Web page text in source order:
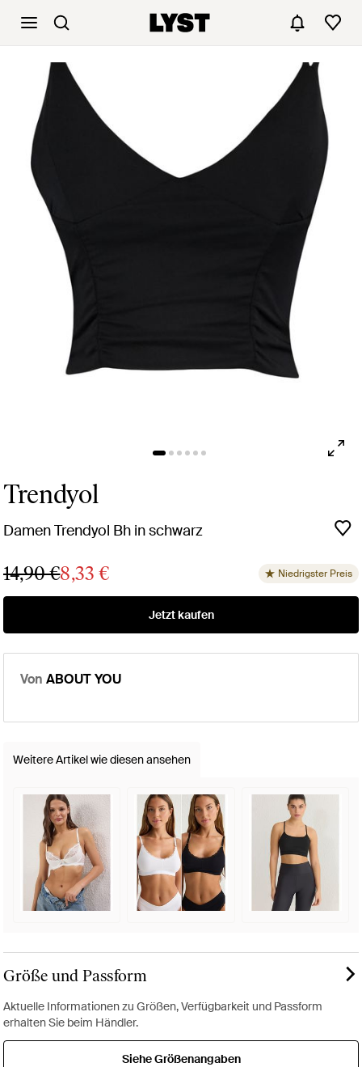
Trendyol
Damen Trendyol Bh in schwarz
14,90 €8,33 € Niedrigster Preis
Jetzt kaufen
Von ABOUT YOU
Weitere Artikel wie diesen ansehen
Größe und Passform
Aktuelle Informationen zu Größen, Verfügbarkeit und Passform
erhalten Sie beim Händler.
Siehe Größenangaben